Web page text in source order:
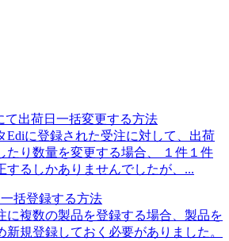
て出荷日一括変更する方法
Ediに登録された受注に対して、出荷
たり数量を変更する場合、 １件１件
するしかありませんでしたが、...
括登録する方法
に複数の製品を登録する場合、製品を
新規登録しておく必要がありました。